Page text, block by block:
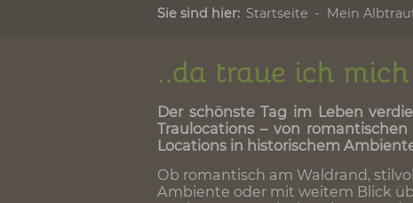
Startseite Mein
..da traue ich
Der schönste Tag im Leben